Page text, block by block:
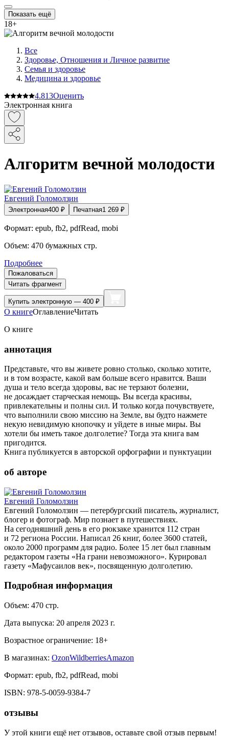
Показать ещё
18+
Все
Здоровье, Отношения и Личное развитие
Семья и здоровье
Медицина и здоровье
4.813Оценить
Электронная книга
Алгоритм вечной молодости
Евгений Голомолзин
Электронная400 ₽ Печатная1 269 ₽
Формат: epub, fb2, pdfRead, mobi
Объем: 470 бумажных стр.
Подробнее
Пожаловаться
Читать фрагмент
Купить электронную — 400 ₽
О книгеОглавлениеЧитать
О книге
аннотация
Представьте, что вы живете ровно столько, сколько хотите,
и в том возрасте, какой вам больше всего нравится. Ваши
душа и тело всегда здоровы, вас не терзают болезни,
не досаждает старческая немощь. Вы всегда красивы,
привлекательны и полны сил. И только когда почувствуете,
что выполнили свою миссию на Земле, вы будто нажмете
некую невидимую кнопочку и уйдете в иные миры. Вы
хотели бы иметь такое долголетие? Тогда эта книга вам
пригодится.
Книга публикуется в авторской орфографии и пунктуации
об авторе
Евгений Голомолзин
Евгений Голомолзин — петербургский писатель, журналист,
блогер и фотограф. Мир познает в путешествиях.
На сегодняшний день в его рюкзаке хранится 112 стран
и 72 региона России. Написал 26 книг, более 3600 статей,
около 2000 программ для радио. Более 15 лет был главным
редактором газеты «На грани невозможного». Курировал
газету «Мафусаилов век», посвященную долголетию.
Подробная информация
Объем: 470 стр.
Дата выпуска: 20 апреля 2023 г.
Возрастное ограничение: 18+
В магазинах: OzonWildberriesAmazon
Формат: epub, fb2, pdfRead, mobi
ISBN: 978-5-0059-9384-7
отзывы
У этой книги ещё нет отзывов, оставьте свой отзыв первым!